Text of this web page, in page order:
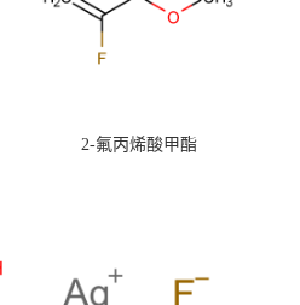
2-氟丙烯酸甲酯